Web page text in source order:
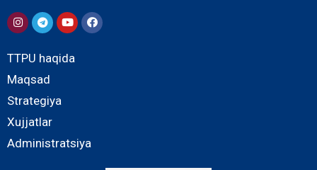
TTPU haqida
Maqsad
Strategiya
Xujjatlar
Administratsiya